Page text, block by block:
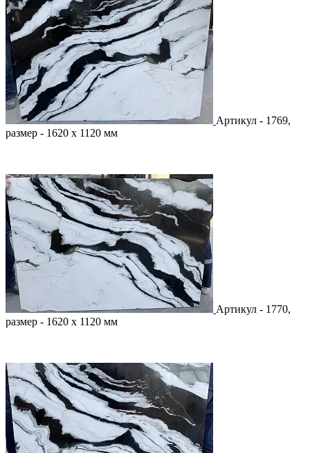
Артикул - 1769,
размер - 1620 х 1120 мм
Артикул - 1770,
размер - 1620 х 1120 мм